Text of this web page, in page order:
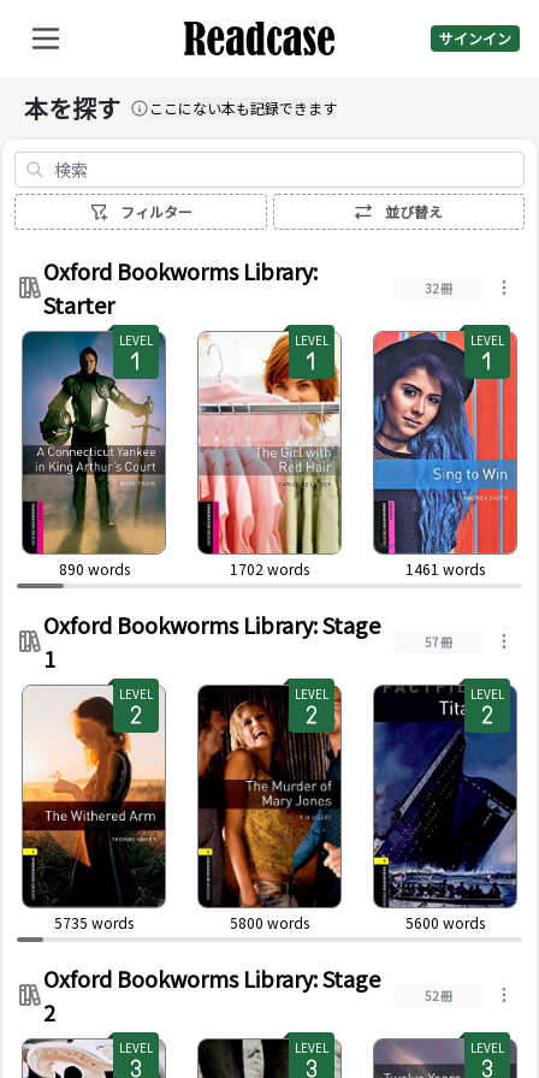
サインイン
本を探す ここにない本も記録できます
検索
フィルター 並び替え
Oxford Bookworms Library:
Starter
32冊
LEVEL
890 words
LEVEL
1702 words
LEVEL
1461 words
Oxford Bookworms Library: Stage
1
57冊
LEVEL
5735 words
LEVEL
5800 words
LEVEL
5600 words
Oxford Bookworms Library: Stage
2
52冊
LEVEL LEVEL LEVEL